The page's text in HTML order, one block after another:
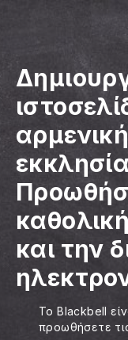
και την
Το Blackbell
προωθήσετε